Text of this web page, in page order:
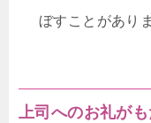
ぼすことがあり
上司へのお礼が